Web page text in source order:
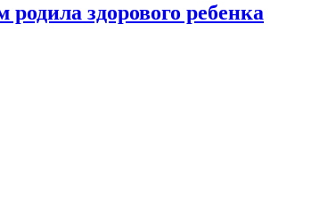
здорового ребенка